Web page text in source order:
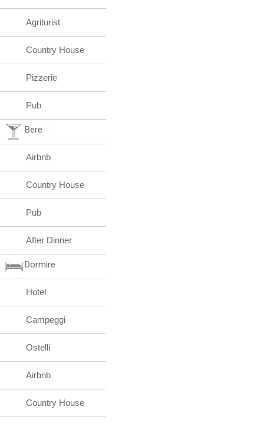
Agriturist
Country House
Pizzerie
Pub
Bere
Airbnb
Country House
Pub
After Dinner
Dormire
Hotel
Campeggi
Ostelli
Airbnb
Country House